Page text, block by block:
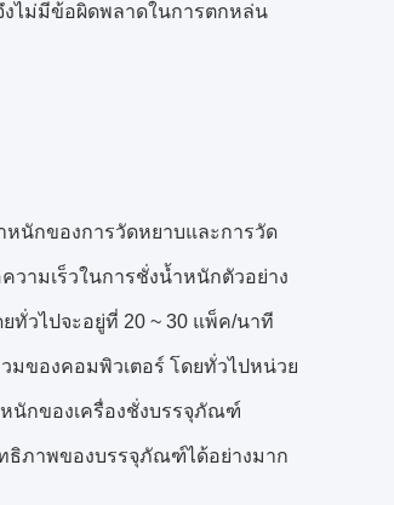
ไม่มีข้อผิดพลาดในการตกหล่น
หนักของการวัดหยาบและการวัด
วามเร็วในการชั่งน้ำหนักตัวอย่าง
ทั่วไปจะอยู่ที่ 20 ~ 30 แพ็ค/นาที
มของคอมพิวเตอร์ โดยทั่วไปหน่วย
หนักของเครื่องชั่งบรรจุภัณฑ์
ธิภาพของบรรจุภัณฑ์ได้อย่างมาก